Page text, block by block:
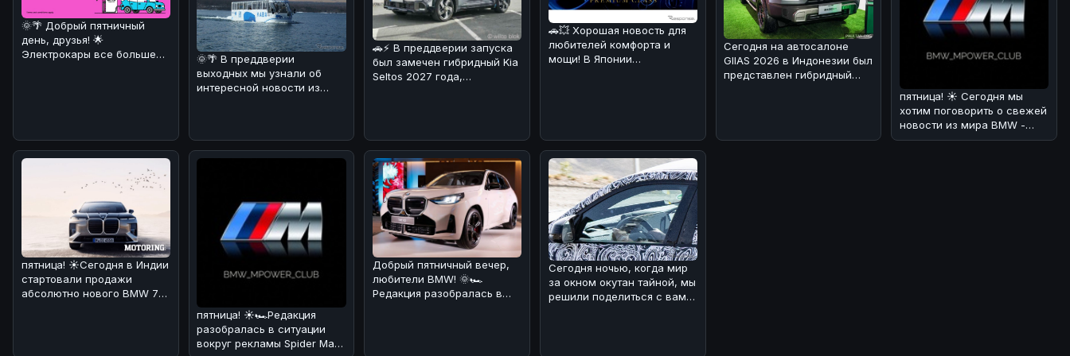
🌞🌴 Добрый пятничный
день, друзья! 🌟
Электрокары все больше
🌞🌴 В преддверии
выходных мы узнали об
интересной новости из
🚗⚡ В преддверии запуска
был замечен гибридный Kia
Seltos 2027 года,
🚗💥 Хорошая новость для
любителей комфорта и
мощи! В Японии
Сегодня на автосалоне
GIIAS 2026 в Индонезии был
представлен гибридный
пятница! ☀️ Сегодня мы
хотим поговорить о свежей
новости из мира BMW -
люксовом SUV X7 Individual
пятница! ☀️Сегодня в Индии
стартовали продажи
абсолютно нового BMW 7
пятница! ☀️🏎Редакция
разобралась в ситуации
вокруг рекламы Spider Man
Добрый пятничный вечер,
любители BMW! 🌞🏎
Редакция разобралась в
Сегодня ночью, когда мир
за окном окутан тайной, мы
решили поделиться с вами